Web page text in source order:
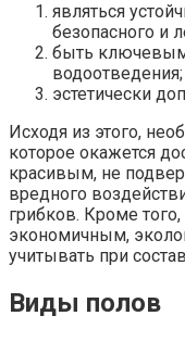
являться
безопасного и
быть
водоотведения;
эстетически
Исходя из этого,
которое окажется
красивым, не
вредного
грибков. Кроме
экономичным,
учитывать при
Виды полов